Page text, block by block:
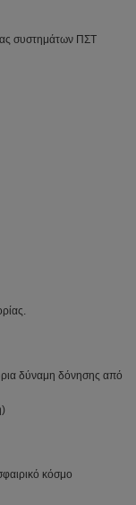
συστημάτων ΠΣΤ
δύναμη δόνησης από
κόσμο